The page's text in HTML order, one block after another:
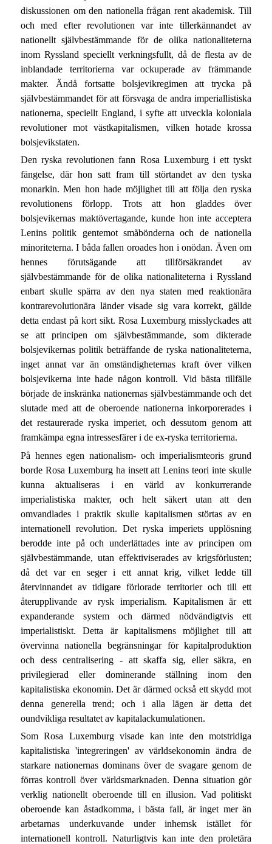
diskussionen om den nationella frågan rent akademisk. Till
och med efter revolutionen var inte tillerkännandet av
nationellt självbestämmande för de olika nationaliteterna
inom Ryssland speciellt verkningsfullt, då de flesta av de
inblandade territorierna var ockuperade av främmande
makter. Ändå fortsatte bolsjevikregimen att trycka på
självbestämmandet för att försvaga de andra imperiallistiska
nationerna, speciellt England, i syfte att utveckla koloniala
revolutioner mot västkapitalismen, vilken hotade krossa
bolsjevikstaten.
Den ryska revolutionen fann Rosa Luxemburg i ett tyskt
fängelse, där hon satt fram till störtandet av den tyska
monarkin. Men hon hade möjlighet till att följa den ryska
revolutionens förlopp. Trots att hon gladdes över
bolsjevikernas maktövertagande, kunde hon inte acceptera
Lenins politik gentemot småbönderna och de nationella
minoriteterna. I båda fallen oroades hon i onödan. Även om
hennes förutsägande att tillförsäkrandet av
självbestämmande för de olika nationaliteterna i Ryssland
enbart skulle spärra av den nya staten med reaktionära
kontrarevolutionära länder visade sig vara korrekt, gällde
detta endast på kort sikt. Rosa Luxemburg misslyckades att
se att principen om självbestämmande, som dikterade
bolsjevikernas politik beträffande de ryska nationaliteterna,
inget annat var än omständigheternas kraft över vilken
bolsjevikerna inte hade någon kontroll. Vid bästa tillfälle
började de inskränka nationernas självbestämmande och det
slutade med att de oberoende nationerna inkorporerades i
det restaurerade ryska imperiet, och dessutom genom att
framkämpa egna intressesfärer i de ex-ryska territorierna.
På hennes egen nationalism- och imperialismteoris grund
borde Rosa Luxemburg ha insett att Lenins teori inte skulle
kunna aktualiseras i en värld av konkurrerande
imperialistiska makter, och helt säkert utan att den
omvandlades i praktik skulle kapitalismen störtas av en
internationell revolution. Det ryska imperiets upplösning
berodde inte på och underlättades inte av principen om
självbestämmande, utan effektiviserades av krigsförlusten;
då det var en seger i ett annat krig, vilket ledde till
återvinnandet av tidigare förlorade territorier och till ett
återupplivande av rysk imperialism. Kapitalismen är ett
expanderande system och därmed nödvändigtvis ett
imperialistiskt. Detta är kapitalismens möjlighet till att
övervinna nationella begränsningar för kapitalproduktion
och dess centralisering - att skaffa sig, eller säkra, en
privilegierad eller dominerande ställning inom den
kapitalistiska ekonomin. Det är därmed också ett skydd mot
denna generella trend; och i alla lägen är detta det
oundvikliga resultatet av kapitalackumulationen.
Som Rosa Luxemburg visade kan inte den motstridiga
kapitalistiska 'integreringen' av världsekonomin ändra de
starkare nationernas dominans över de svagare genom de
förras kontroll över världsmarknaden. Denna situation gör
verklig nationellt oberoende till en illusion. Vad politiskt
oberoende kan åstadkomma, i bästa fall, är inget mer än
arbetarnas underkuvande under inhemsk istället för
internationell kontroll. Naturligtvis kan inte den proletära